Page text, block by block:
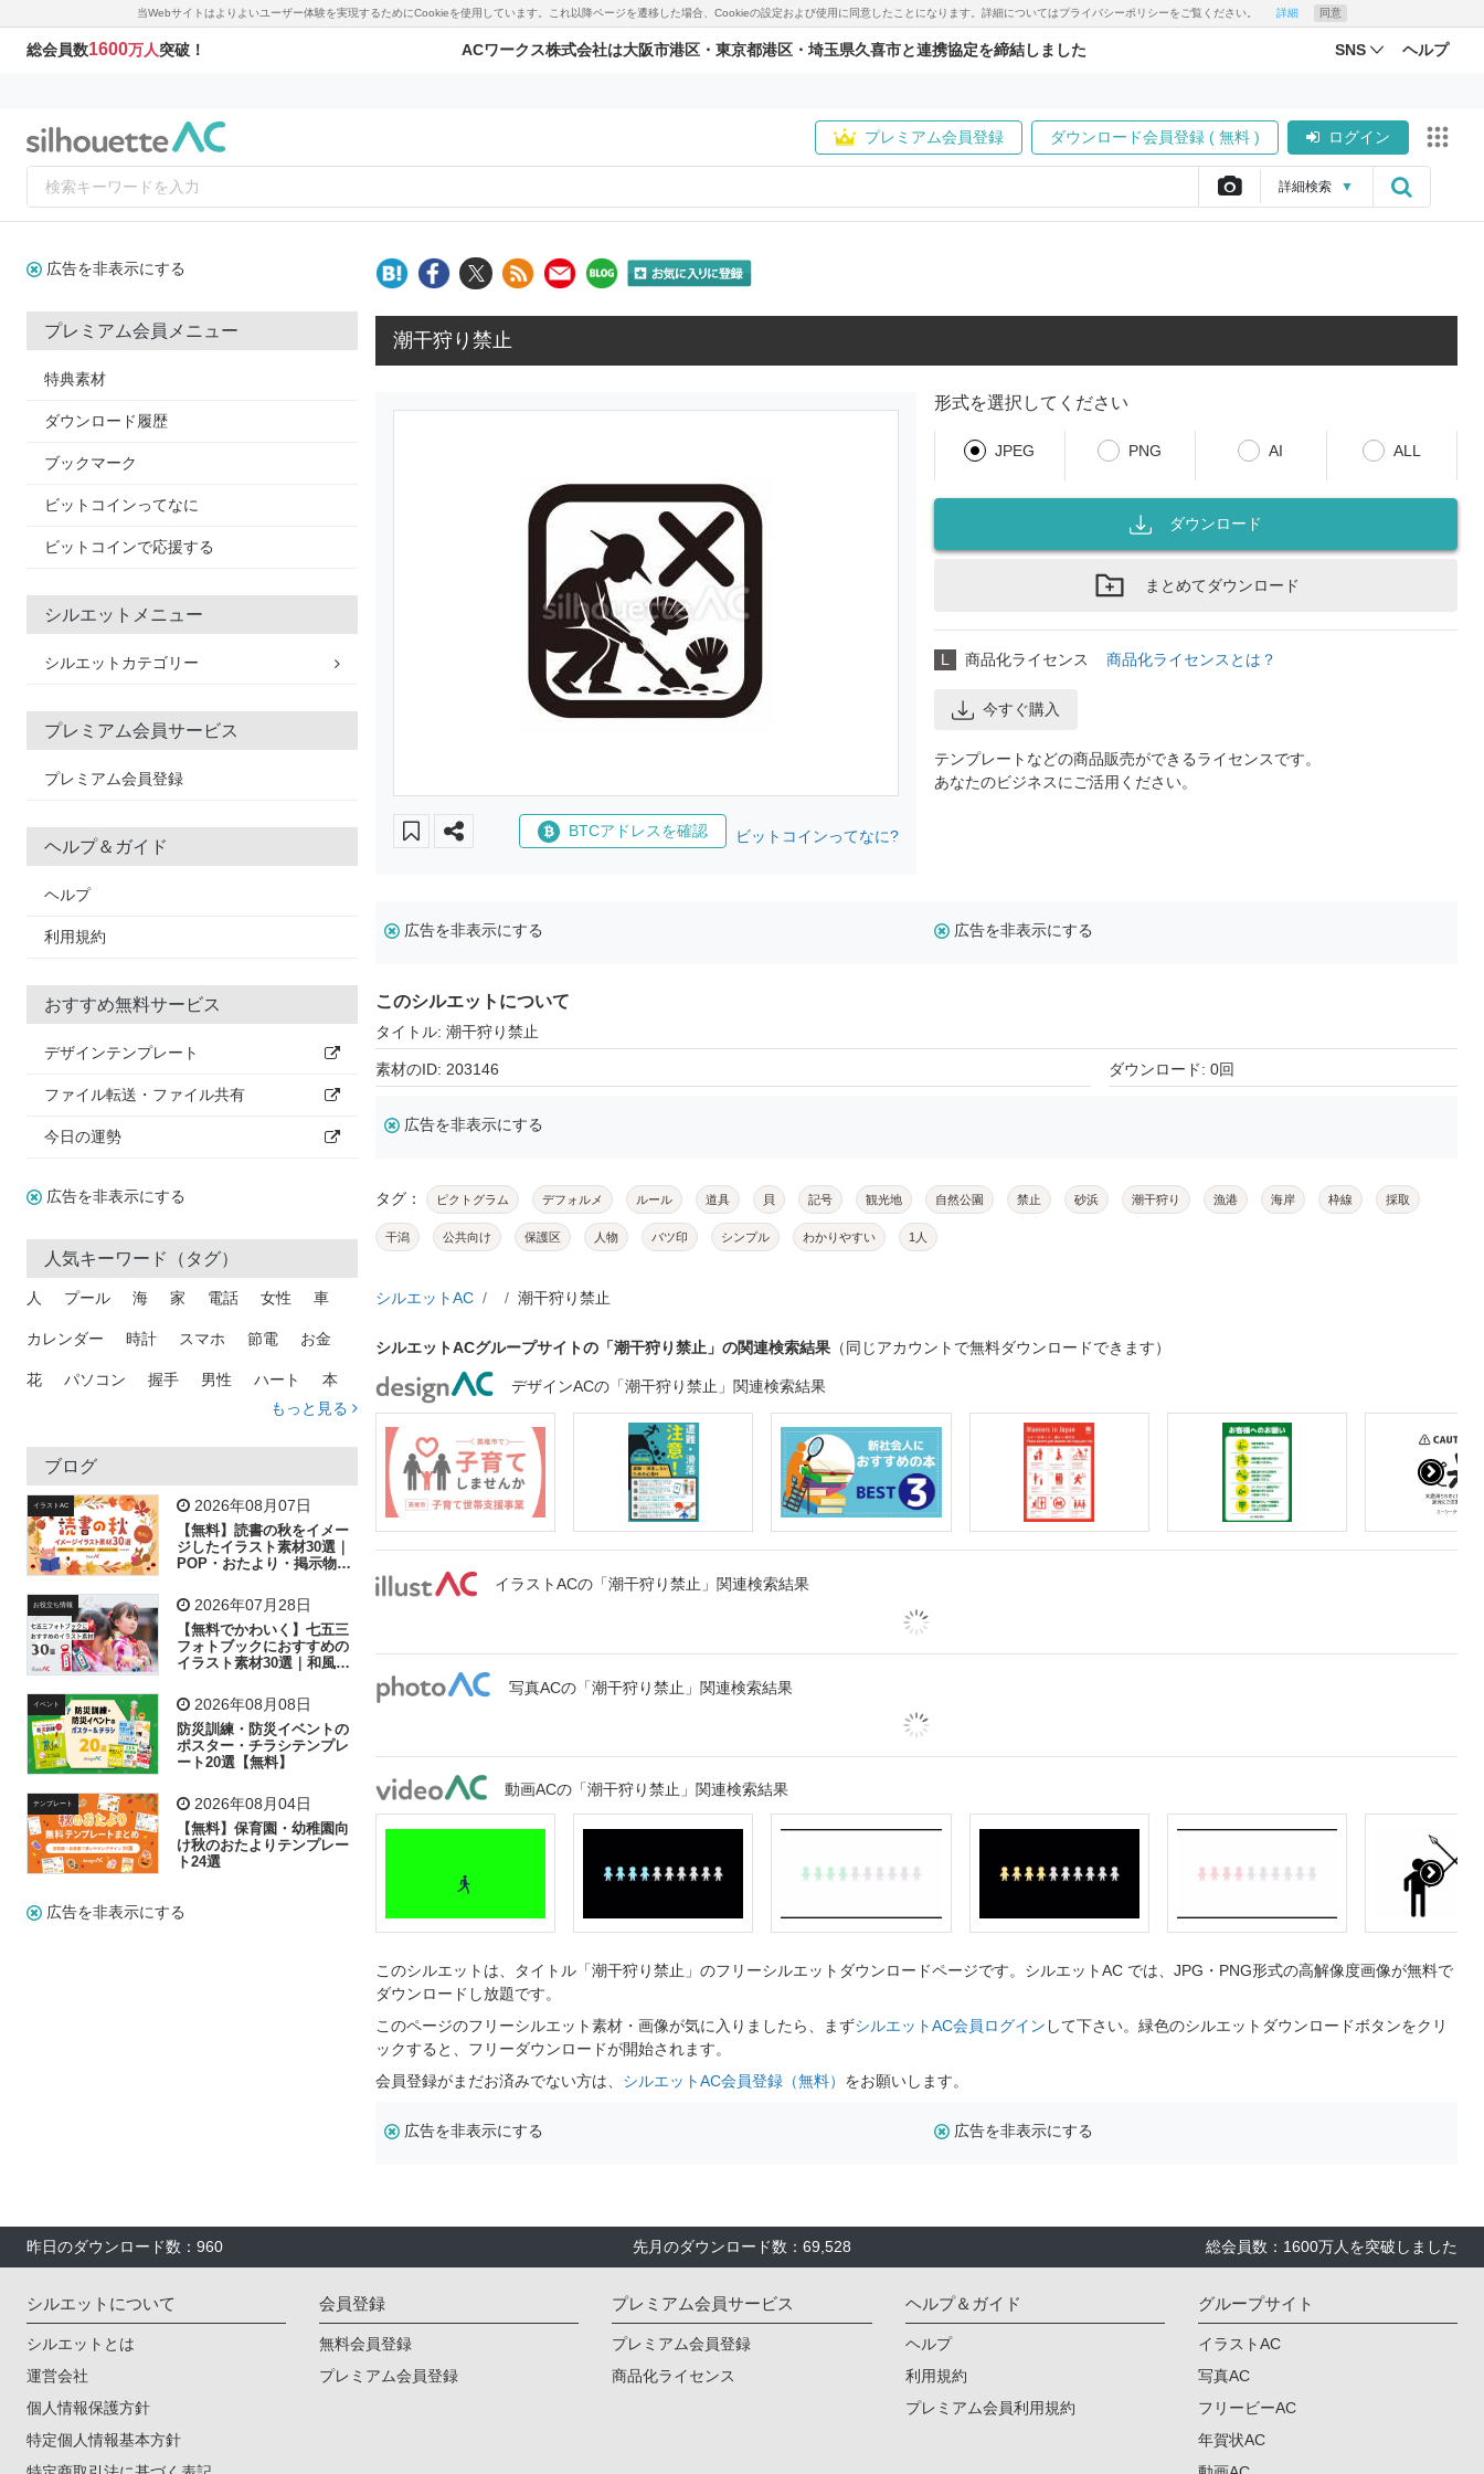
当Webサイトはよりよいユーザー体験を実現するためにCookieを使用しています。これ以降ページを遷移した場合、Cookieの設定および使用に同意したことになります。詳細についてはプライバシーポリシーをご覧ください。 詳細 同意
総会員数1600万人突破！ ACワークス株式会社は大阪市港区・東京都港区・埼玉県久喜市と連携協定を締結しました SNS ヘルプ
プレミアム会員登録 ダウンロード会員登録 ( 無料 ) ログイン
詳細検索 ▼
広告を非表示にする
プレミアム会員メニュー
特典素材
ダウンロード履歴
ブックマーク
ビットコインってなに
ビットコインで応援する
シルエットメニュー
シルエットカテゴリー
プレミアム会員サービス
プレミアム会員登録
ヘルプ＆ガイド
ヘルプ
利用規約
おすすめ無料サービス
デザインテンプレート
ファイル転送・ファイル共有
今日の運勢
広告を非表示にする
人気キーワード（タグ）
人 プール 海 家 電話 女性 車
カレンダー 時計 スマホ 節電 お金
花 パソコン 握手 男性 ハート 本
トラック 木
吹き出し
飛行機 グラフ ビル 魚 家族 書類
歩く 工場 会社 太陽 キラキラ
子供 作業員 葉 相談 ピクトグラム
もっと見る
ブログ
イラストAC 2026年08月07日
【無料】読書の秋をイメー
ジしたイラスト素材30選｜
POP・おたより・掲示物に
お役立ち情報 2026年07月28日
【無料でかわいく】七五三
フォトブックにおすすめの
イラスト素材30選｜和風の
イベント 2026年08月08日
防災訓練・防災イベントの
ポスター・チラシテンプレ
ート20選【無料】
テンプレート 2026年08月04日
【無料】保育園・幼稚園向
け秋のおたよりテンプレー
ト24選
広告を非表示にする
潮干狩り禁止
BTCアドレスを確認 ビットコインってなに?
形式を選択してください
JPEG PNG AI ALL
ダウンロード
まとめてダウンロード
L 商品化ライセンス 商品化ライセンスとは？
今すぐ購入
テンプレートなどの商品販売ができるライセンスです。
あなたのビジネスにご活用ください。
広告を非表示にする 広告を非表示にする
このシルエットについて
タイトル: 潮干狩り禁止
素材のID: 203146 ダウンロード: 0回
広告を非表示にする
タグ： ピクトグラム デフォルメ ルール 道具 貝 記号 観光地 自然公園 禁止 砂浜 潮干狩り 漁港 海岸 枠線 採取
干潟 公共向け 保護区 人物 バツ印 シンプル わかりやすい 1人
シルエットAC 潮干狩り禁止
シルエットACグループサイトの「潮干狩り禁止」の関連検索結果 （同じアカウントで無料ダウンロードできます）
デザインACの「潮干狩り禁止」関連検索結果
イラストACの「潮干狩り禁止」関連検索結果
写真ACの「潮干狩り禁止」関連検索結果
動画ACの「潮干狩り禁止」関連検索結果
このシルエットは、タイトル「潮干狩り禁止」のフリーシルエットダウンロードページです。シルエットAC では、JPG・PNG形式の高解像度画像が無料で
ダウンロードし放題です。
このページのフリーシルエット素材・画像が気に入りましたら、まずシルエットAC会員ログイン して下さい。緑色のシルエットダウンロードボタンをクリ
ックすると、フリーダウンロードが開始されます。
会員登録がまだお済みでない方は、 シルエットAC会員登録（無料） をお願いします。
広告を非表示にする 広告を非表示にする
昨日のダウンロード数：960 先月のダウンロード数：69,528 総会員数：1600万人を突破しました
シルエットについて
シルエットとは
運営会社
個人情報保護方針
特定個人情報基本方針
会員登録
無料会員登録
プレミアム会員登録
プレミアム会員サービス
プレミアム会員登録
商品化ライセンス
ヘルプ＆ガイド
ヘルプ
利用規約
プレミアム会員利用規約
グループサイト
イラストAC
写真AC
フリービーAC
年賀状AC